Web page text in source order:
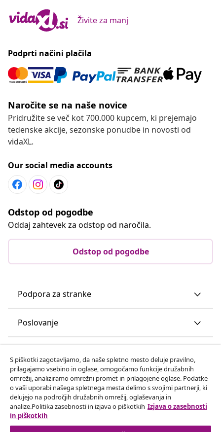
Živite za manj
Podprti načini plačila
Naročite se na naše novice
Pridružite se več kot 700.000 kupcem, ki prejemajo
tedenske akcije, sezonske ponudbe in novosti od
vidaXL.
Our social media accounts
Odstop od pogodbe
Oddaj zahtevek za odstop od naročila.
Odstop od pogodbe
Podpora za stranke
Poslovanje
Odkrijte več
S piškotki zagotavljamo, da naše spletno mesto deluje pravilno,
prilagajamo vsebino in oglase, omogočamo funkcije družabnih
omrežij, analiziramo omrežni promet in prilagojene oglase. Podatke
o vaši uporabi našega spletnega mesta delimo s svojimi partnerji, ki
delujejo na področjih družabnih omrežij, oglaševanja in
analize.Politika zasebnosti in izjava o piškotkih Izjava o zasebnosti
in piškotkih